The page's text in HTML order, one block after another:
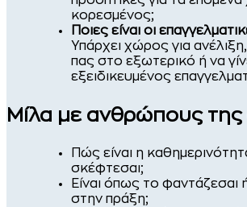
κορεσμένος;
Ποιες είναι οι
Υπάρχει χώρος για
πας στο εξωτερικό ή να
εξειδικευμένος
Μίλα με ανθρώπους
Πώς είναι η
σκέφτεσαι;
Είναι όπως το φαντάζεσαι
στην πράξη;